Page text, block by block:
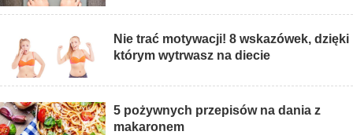
Nie trać motywacji! 8 wskazówek, dzięki
którym wytrwasz na diecie
5 pożywnych przepisów na dania z
makaronem